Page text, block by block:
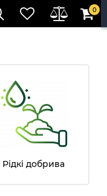
0
Рідкі добрива